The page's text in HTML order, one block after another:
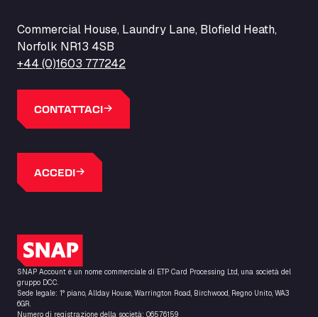
Commercial House, Laundry Lane, Blofield Heath,
Norfolk NR13 4SB
+44 (0)1603 777242
CONTATTACI
ACCEDI
Logo SNAP
SNAP Account è un nome commerciale di ETP Card Processing Ltd, una società del
gruppo DCC.
Sede legale: 1° piano, Allday House, Warrington Road, Birchwood, Regno Unito, WA3
6GR.
Numero di registrazione della società: 06576159